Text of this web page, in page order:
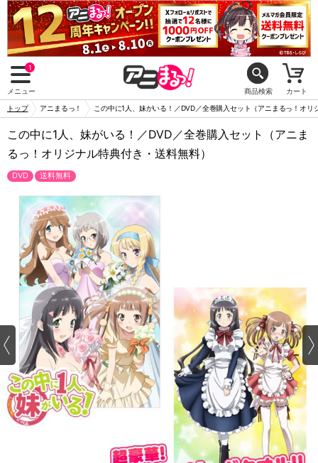
1
メニュー 商品検索 カート
トップ アニまるっ！ この中に1人、妹がいる！／DVD／全巻購入セット（アニまるっ！オリ
この中に1人、妹がいる！／DVD／全巻購入セット（アニま
るっ！オリジナル特典付き・送料無料）
DVD 送料無料